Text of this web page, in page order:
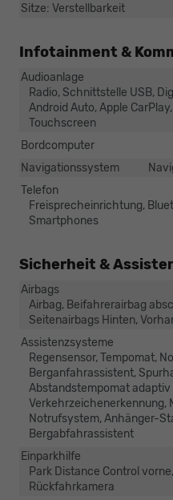
Sitze: Verstellbarkeit
Infotainment &
Audioanlage
Radio, Schnittstelle USB,
Android Auto, Apple
Touchscreen
Bordcomputer
Navigationssystem
Telefon
Freisprecheinrichtung,
Smartphones
Sicherheit &
Airbags
Airbag, Beifahrerairbag
Seitenairbags Hinten,
Assistenzsysteme
Regensensor, Tempomat,
Berganfahrassistent,
Abstandstempomat adaptiv
Verkehrzeichenerkennung,
Notrufsystem, Anhänger-
Bergabfahrassistent
Einparkhilfe
Park Distance Control
Rückfahrkamera